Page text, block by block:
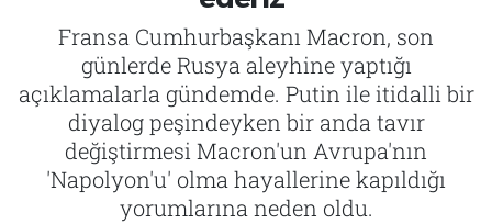
Fransa Cumhurbaşkanı Macron, son
günlerde Rusya aleyhine yaptığı
açıklamalarla gündemde. Putin ile itidalli bir
diyalog peşindeyken bir anda tavır
değiştirmesi Macron'un Avrupa'nın
'Napolyon'u' olma hayallerine kapıldığı
yorumlarına neden oldu.
Tarih
İletişim
Künye